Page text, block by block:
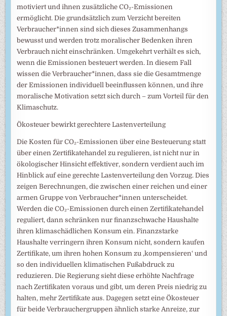
motiviert und ihnen zusätzliche CO₂-Emissionen
ermöglicht. Die grundsätzlich zum Verzicht bereiten
Verbraucher*innen sind sich dieses Zusammenhangs
bewusst und werden trotz moralischer Bedenken ihren
Verbrauch nicht einschränken. Umgekehrt verhält es sich,
wenn die Emissionen besteuert werden. In diesem Fall
wissen die Verbraucher*innen, dass sie die Gesamtmenge
der Emissionen individuell beeinflussen können, und ihre
moralische Motivation setzt sich durch – zum Vorteil für den
Klimaschutz.
Ökosteuer bewirkt gerechtere Lastenverteilung
Die Kosten für CO₂-Emissionen über eine Besteuerung statt
über einen Zertifikatehandel zu regulieren, ist nicht nur in
ökologischer Hinsicht effektiver, sondern verdient auch im
Hinblick auf eine gerechte Lastenverteilung den Vorzug. Dies
zeigen Berechnungen, die zwischen einer reichen und einer
armen Gruppe von Verbraucher*innen unterscheidet.
Werden die CO₂-Emissionen durch einen Zertifikatehandel
reguliert, dann schränken nur finanzschwache Haushalte
ihren klimaschädlichen Konsum ein. Finanzstarke
Haushalte verringern ihren Konsum nicht, sondern kaufen
Zertifikate, um ihren hohen Konsum zu ‚kompensieren‘ und
so den individuellen klimatischen Fußabdruck zu
reduzieren. Die Regierung sieht diese erhöhte Nachfrage
nach Zertifikaten voraus und gibt, um deren Preis niedrig zu
halten, mehr Zertifikate aus. Dagegen setzt eine Ökosteuer
für beide Verbrauchergruppen ähnlich starke Anreize, zur